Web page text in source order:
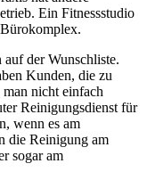
Ein Fitnessstudio
der Wunschliste.
Kunden, die zu
nicht einfach
Reinigungsdienst für
wenn es am
die Reinigung am
sogar am